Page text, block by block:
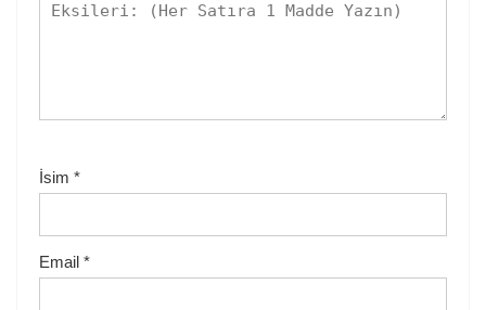
İsim *
Email *